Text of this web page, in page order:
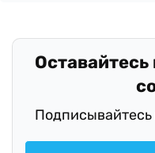
Подписывайтесь